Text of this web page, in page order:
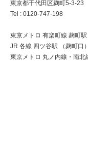
東京都千代田区麹町5-3-
Tel : 0120-747-198
東京メトロ 有楽町線 麹町
JR 各線 四ツ谷駅 （麹町口
東京メトロ 丸ノ内線・南北